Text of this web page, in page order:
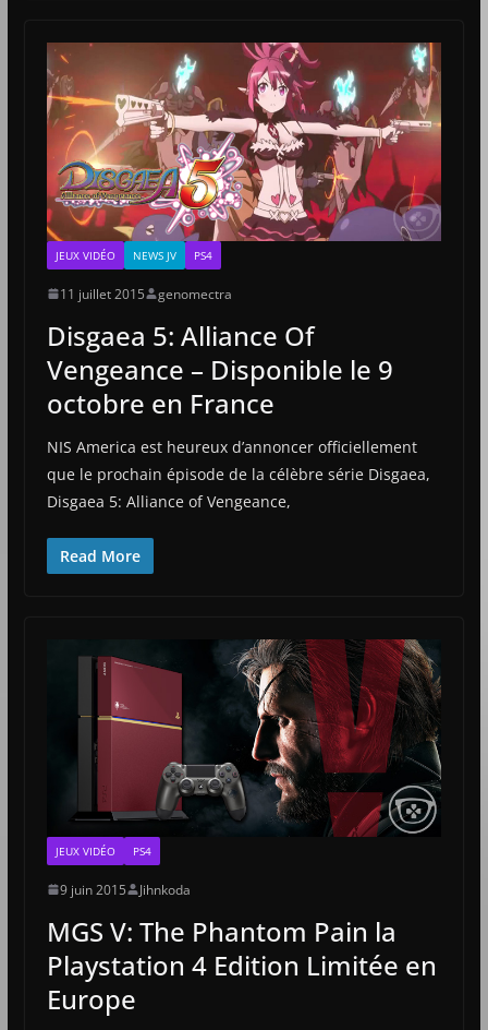
JEUX VIDÉO NEWS JV PS4
11 juillet 2015 genomectra
Disgaea 5: Alliance Of
Vengeance – Disponible le 9
octobre en France
NIS America est heureux d’annoncer officiellement
que le prochain épisode de la célèbre série Disgaea,
Disgaea 5: Alliance of Vengeance,
Read More
JEUX VIDÉO PS4
9 juin 2015 Jihnkoda
MGS V: The Phantom Pain la
Playstation 4 Edition Limitée en
Europe